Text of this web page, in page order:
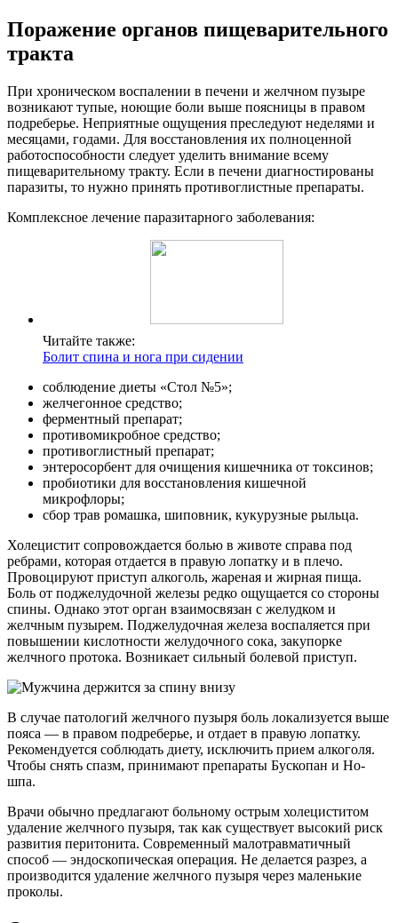
Поражение органов пищеварительного
тракта
При хроническом воспалении в печени и желчном пузыре
возникают тупые, ноющие боли выше поясницы в правом
подреберье. Неприятные ощущения преследуют неделями и
месяцами, годами. Для восстановления их полноценной
работоспособности следует уделить внимание всему
пищеварительному тракту. Если в печени диагностированы
паразиты, то нужно принять противоглистные препараты.
Комплексное лечение паразитарного заболевания:
Читайте также:
Болит спина и нога при сидении
соблюдение диеты «Стол №5»;
желчегонное средство;
ферментный препарат;
противомикробное средство;
противоглистный препарат;
энтеросорбент для очищения кишечника от токсинов;
пробиотики для восстановления кишечной
микрофлоры;
сбор трав ромашка, шиповник, кукурузные рыльца.
Холецистит сопровождается болью в животе справа под
ребрами, которая отдается в правую лопатку и в плечо.
Провоцируют приступ алкоголь, жареная и жирная пища.
Боль от поджелудочной железы редко ощущается со стороны
спины. Однако этот орган взаимосвязан с желудком и
желчным пузырем. Поджелудочная железа воспаляется при
повышении кислотности желудочного сока, закупорке
желчного протока. Возникает сильный болевой приступ.
В случае патологий желчного пузыря боль локализуется выше
пояса — в правом подреберье, и отдает в правую лопатку.
Рекомендуется соблюдать диету, исключить прием алкоголя.
Чтобы снять спазм, принимают препараты Бускопан и Но-
шпа.
Врачи обычно предлагают больному острым холециститом
удаление желчного пузыря, так как существует высокий риск
развития перитонита. Современный малотравматичный
способ — эндоскопическая операция. Не делается разрез, а
производится удаление желчного пузыря через маленькие
проколы.